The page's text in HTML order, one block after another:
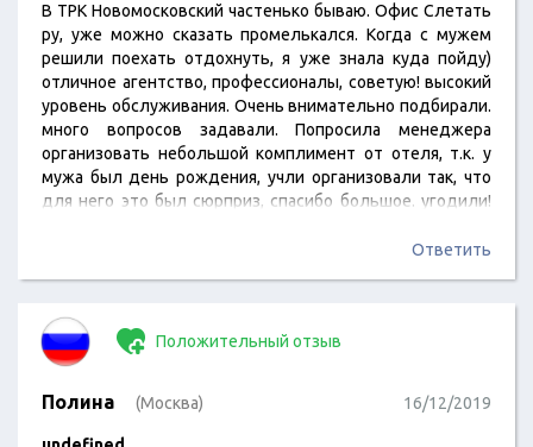
В ТРК Новомосковский частенько бываю. Офис Слетать
ру, уже можно сказать промелькался. Когда с мужем
решили поехать отдохнуть, я уже знала куда пойду)
отличное агентство, профессионалы, советую! высокий
уровень обслуживания. Очень внимательно подбирали.
много вопросов задавали. Попросила менеджера
организовать небольшой комплимент от отеля, т.к. у
мужа был день рождения, учли организовали так, что
для него это был сюрприз, спасибо большое. угодили!
кажется не сравнится с простым курортом у моря. В
Ответить
Положительный отзыв
Полина (Москва) 16/12/2019